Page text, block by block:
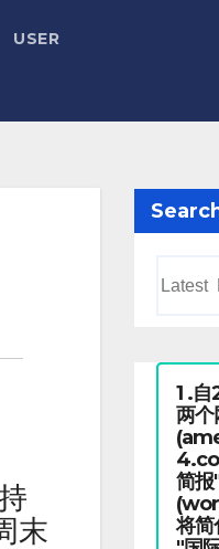
USER
末
1 .
两
简报
将简